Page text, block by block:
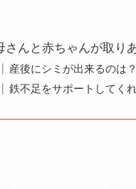
さんと赤ちゃんが取り
産後にシミが出来るのは？
鉄不足をサポートしてく